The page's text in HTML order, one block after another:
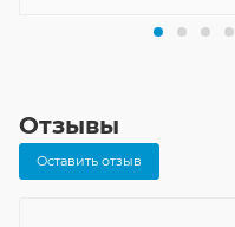
Отзывы
Оставить отзыв